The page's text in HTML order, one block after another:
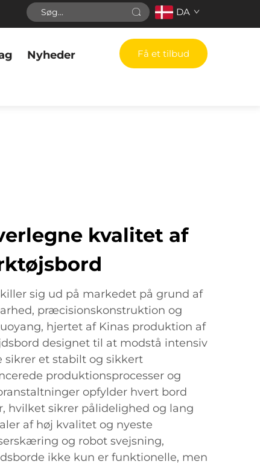
DA
Nyheder Få et tilbud
kvalitet af
sig ud på markedet på grund af
præcisionskonstruktion og
hjertet af Kinas produktion af
designet til at modstå intensiv
et stabilt og sikkert
produktionsprocesser og
opfylder hvert bord
hvilket sikrer pålidelighed og lang
af høj kvalitet og nyeste
og robot svejsning,
ikke kun er funktionelle, men